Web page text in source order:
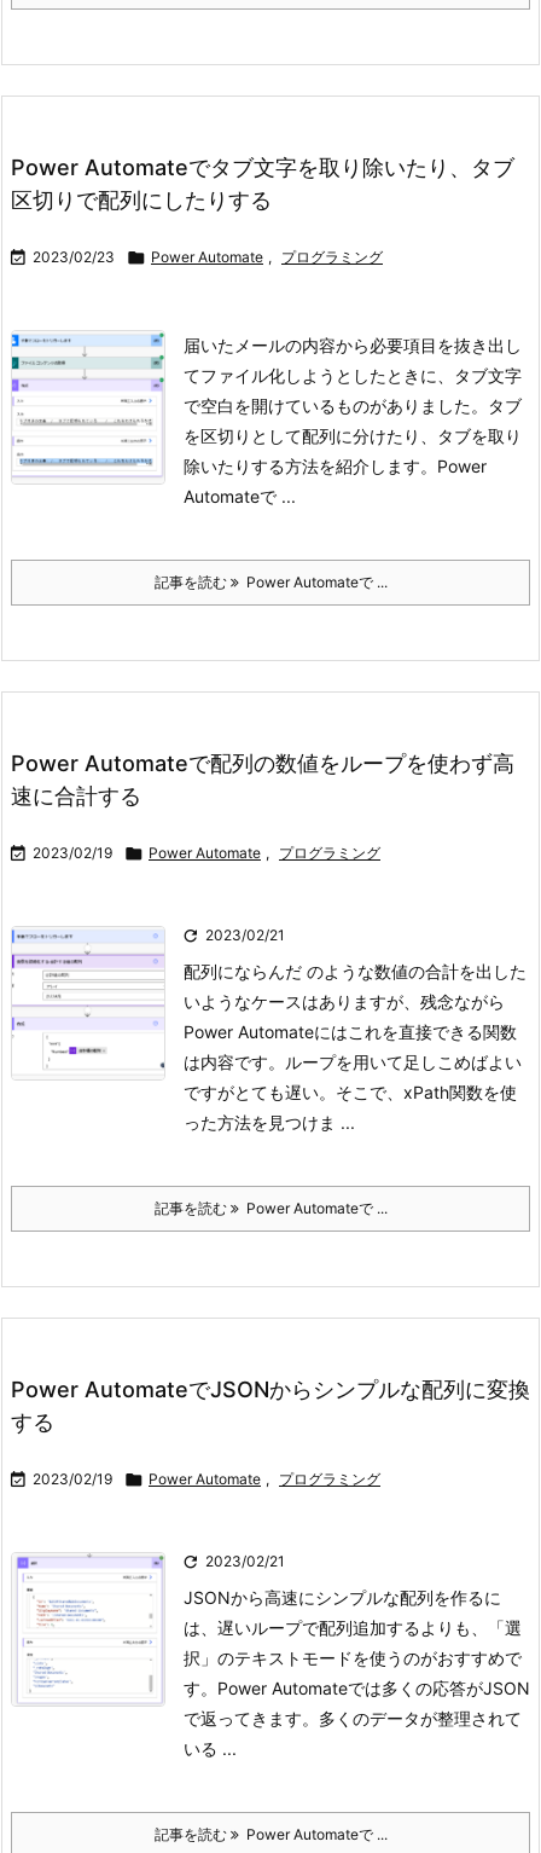
Power Automateでタブ文字を取り除いたり、タブ
区切りで配列にしたりする
 2023/02/23  Power Automate , プログラミング
届いたメールの内容から必要項目を抜き出し
てファイル化しようとしたときに、タブ文字
で空白を開けているものがありました。タブ
を区切りとして配列に分けたり、タブを取り
除いたりする方法を紹介します。 Power
Automateで ...
記事を読む Power Automateで ...
Power Automateで配列の数値をループを使わず高
速に合計する
 2023/02/19  Power Automate , プログラミング
 2023/02/21
配列にならんだ のような数値の合計を出した
いようなケースはありますが、残念ながら
Power Automateにはこれを直接できる関数
は内容です。ループを用いて足しこめばよい
ですがとても遅い。そこで、xPath関数を使
った方法を見つけま ...
記事を読む Power Automateで ...
Power AutomateでJSONからシンプルな配列に変換
する
 2023/02/19  Power Automate , プログラミング
 2023/02/21
JSONから高速にシンプルな配列を作るに
は、遅いループで配列追加するよりも、「選
択」のテキストモードを使うのがおすすめで
す。 Power Automateでは多くの応答がJSON
で返ってきます。多くのデータが整理されて
いる ...
記事を読む Power Automateで ...